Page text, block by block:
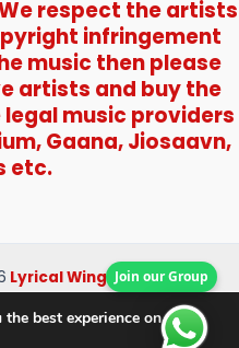
respect the artists
infringement
music then please
artists and buy the
music providers
Gaana, Jiosaavn,
etc.
Lyrical Wings
Us
Join our Group
best experience on our